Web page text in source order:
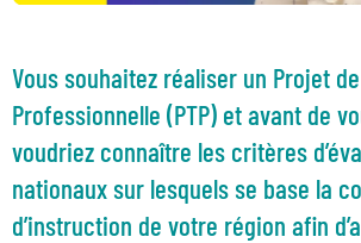
Vous souhaitez réaliser un Projet
Professionnelle (PTP) et avant de
voudriez connaître les critères
nationaux sur lesquels se base la
d’instruction de votre région afin